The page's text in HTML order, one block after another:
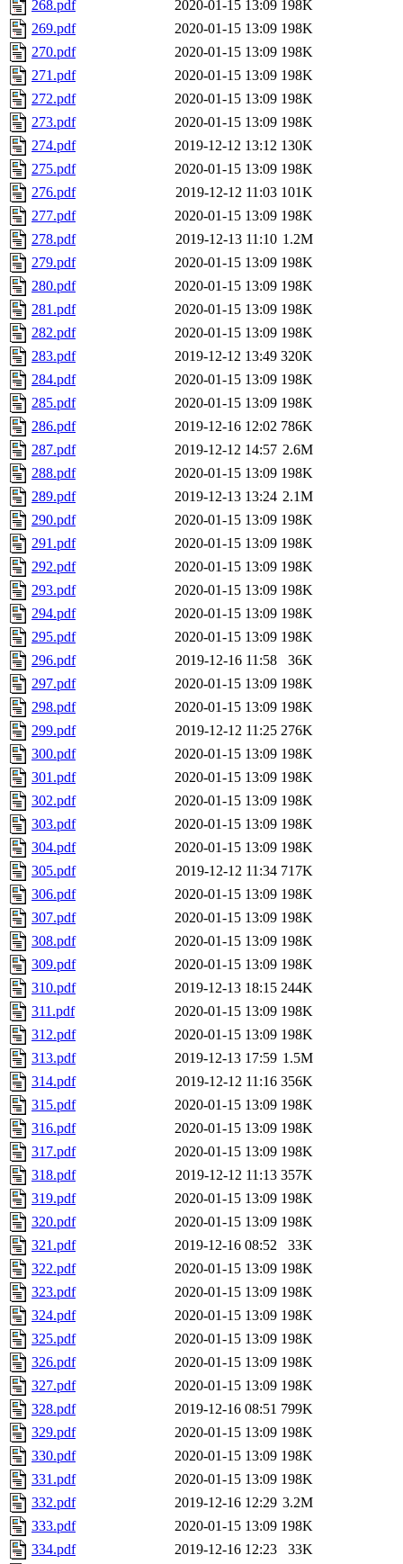
268.pdf 2020-01-15 13:09 198K
269.pdf
2020-01-15 13:09 198K
270.pdf
2020-01-15 13:09 198K
271.pdf
2020-01-15 13:09 198K
272.pdf
2020-01-15 13:09 198K
273.pdf
2020-01-15 13:09 198K
274.pdf
2019-12-12 13:12 130K
275.pdf
2020-01-15 13:09 198K
276.pdf
2019-12-12 11:03 101K
277.pdf
2020-01-15 13:09 198K
278.pdf
2019-12-13 11:10 1.2M
279.pdf
2020-01-15 13:09 198K
280.pdf
2020-01-15 13:09 198K
281.pdf
2020-01-15 13:09 198K
282.pdf
2020-01-15 13:09 198K
283.pdf
2019-12-12 13:49 320K
284.pdf
2020-01-15 13:09 198K
285.pdf
2020-01-15 13:09 198K
286.pdf
2019-12-16 12:02 786K
287.pdf
2019-12-12 14:57 2.6M
288.pdf
2020-01-15 13:09 198K
289.pdf
2019-12-13 13:24 2.1M
290.pdf
2020-01-15 13:09 198K
291.pdf
2020-01-15 13:09 198K
292.pdf
2020-01-15 13:09 198K
293.pdf
2020-01-15 13:09 198K
294.pdf
2020-01-15 13:09 198K
295.pdf
2020-01-15 13:09 198K
296.pdf
2019-12-16 11:58
36K
297.pdf
2020-01-15 13:09 198K
298.pdf
2020-01-15 13:09 198K
299.pdf
2019-12-12 11:25 276K
300.pdf
2020-01-15 13:09 198K
301.pdf
2020-01-15 13:09 198K
302.pdf
2020-01-15 13:09 198K
303.pdf
2020-01-15 13:09 198K
304.pdf
2020-01-15 13:09 198K
305.pdf
2019-12-12 11:34 717K
306.pdf
2020-01-15 13:09 198K
307.pdf
2020-01-15 13:09 198K
308.pdf
2020-01-15 13:09 198K
309.pdf
2020-01-15 13:09 198K
310.pdf
2019-12-13 18:15 244K
311.pdf
2020-01-15 13:09 198K
312.pdf
2020-01-15 13:09 198K
313.pdf
2019-12-13 17:59 1.5M
314.pdf
2019-12-12 11:16 356K
315.pdf
2020-01-15 13:09 198K
316.pdf
2020-01-15 13:09 198K
317.pdf
2020-01-15 13:09 198K
318.pdf
2019-12-12 11:13 357K
319.pdf
2020-01-15 13:09 198K
320.pdf
2020-01-15 13:09 198K
321.pdf
2019-12-16 08:52
33K
322.pdf
2020-01-15 13:09 198K
323.pdf
2020-01-15 13:09 198K
324.pdf
2020-01-15 13:09 198K
325.pdf
2020-01-15 13:09 198K
326.pdf
2020-01-15 13:09 198K
327.pdf
2020-01-15 13:09 198K
328.pdf
2019-12-16 08:51 799K
329.pdf
2020-01-15 13:09 198K
330.pdf
2020-01-15 13:09 198K
331.pdf
2020-01-15 13:09 198K
332.pdf
2019-12-16 12:29 3.2M
333.pdf
2020-01-15 13:09 198K
334.pdf
2019-12-16 12:23
33K